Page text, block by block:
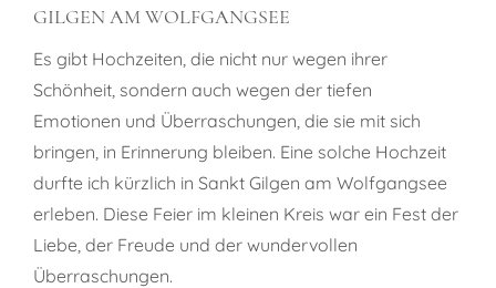
GILGEN AM WOLFGANGSEE
Es gibt Hochzeiten, die nicht nur wegen ihrer
Schönheit, sondern auch wegen der tiefen
Emotionen und Überraschungen, die sie mit sich
bringen, in Erinnerung bleiben. Eine solche Hochzeit
durfte ich kürzlich in Sankt Gilgen am Wolfgangsee
erleben. Diese Feier im kleinen Kreis war ein Fest der
Liebe, der Freude und der wundervollen
Überraschungen.